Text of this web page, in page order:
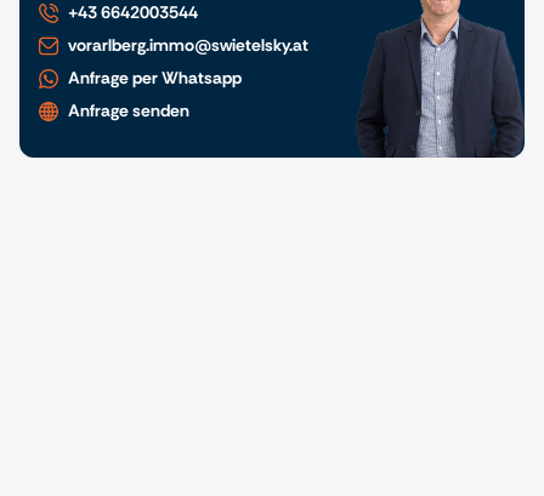
+43 6642003544
vorarlberg.immo@swietelsky.at
Anfrage per Whatsapp
Anfrage senden